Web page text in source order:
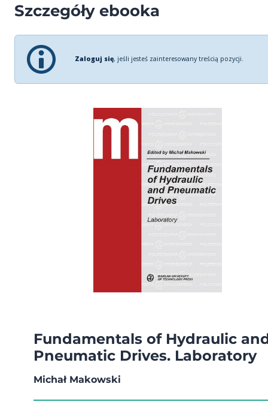
Szczegóły ebooka
Zaloguj się, jeśli jesteś zainteresowany treścią pozycji.
Fundamentals of Hydraulic
Pneumatic Drives. Laboratory
Michał Makowski